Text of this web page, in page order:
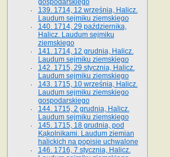
gospodarskiego
139. 1714, 12 września, Halicz.
Laudum sejmiku ziemskiego
140. 1714, 29 października,
Halicz. Laudum sejmiku
ziemskiego
141. 1714, 12 grudnia, Halicz.
Laudum sejmiku ziemskiego
142. 1715, 29 stycznia, Halicz.
Laudum sejmiku ziemskiego
143. 1715, 10 września, Halicz.
Laudum sejmiku ziemskiego
gospodarskiego
144. 1715, 2 grudnia, Halicz.
Laudum sejmiku ziemskiego
145. 1715, 18 grudnia, pod
Kąkolnikami. Laudum ziemian
halickich na popisie uchwalone
146. 1716, 7 stycznia, Halicz.